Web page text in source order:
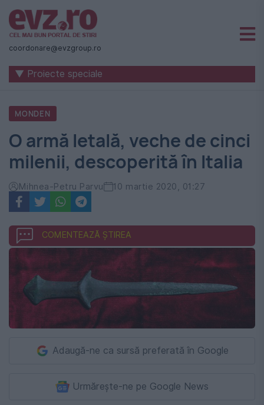
Știri
naționale
internaționale
România
-
Evenimentul
Zilei
coordonare@evzgroup.ro
▼ Proiecte speciale
MONDEN
O armă letală, veche de cinci
milenii, descoperită în Italia
Mihnea-Petru Parvu 10 martie 2020, 01:27
COMENTEAZĂ ȘTIREA
Adaugă-ne ca sursă preferată în Google
Urmărește-ne pe Google News